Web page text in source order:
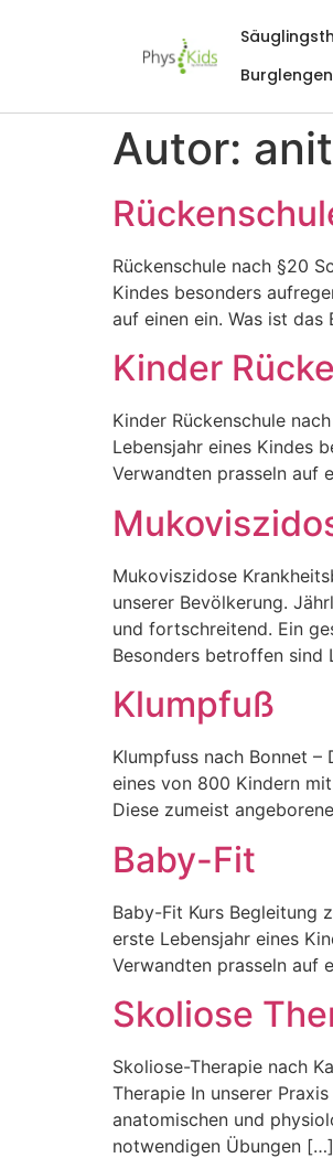
Autor:
Rückenschule nach §20
Kindes besonders
auf einen ein. Was ist
Kinder
Kinder Rückenschule
Lebensjahr eines Kindes
Verwandten prasseln auf
Mukoviszidose
unserer Bevölkerung.
und fortschreitend. Ein
Besonders betroffen sind
Klumpfuß
Klumpfuss nach Bonnet
eines von 800 Kindern
Diese zumeist
Baby-Fit
Baby-Fit Kurs Begleitung
erste Lebensjahr eines
Verwandten prasseln auf
Skoliose
Skoliose-Therapie nach
Therapie In unserer
anatomischen und
notwendigen Übungen […]